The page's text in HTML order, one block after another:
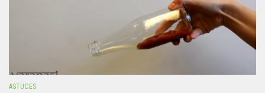
ASTUCES